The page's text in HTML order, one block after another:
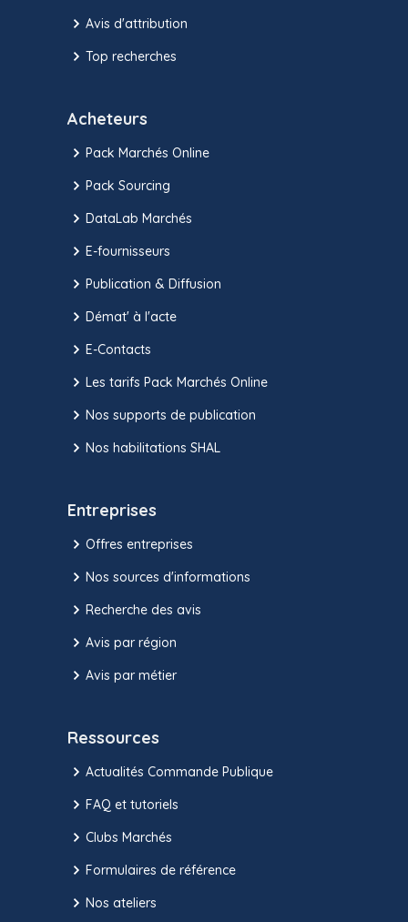
Avis d'attribution
Top recherches
Acheteurs
Pack Marchés Online
Pack Sourcing
DataLab Marchés
E-fournisseurs
Publication & Diffusion
Démat' à l'acte
E-Contacts
Les tarifs Pack Marchés Online
Nos supports de publication
Nos habilitations SHAL
Entreprises
Offres entreprises
Nos sources d'informations
Recherche des avis
Avis par région
Avis par métier
Ressources
Actualités Commande Publique
FAQ et tutoriels
Clubs Marchés
Formulaires de référence
Nos ateliers